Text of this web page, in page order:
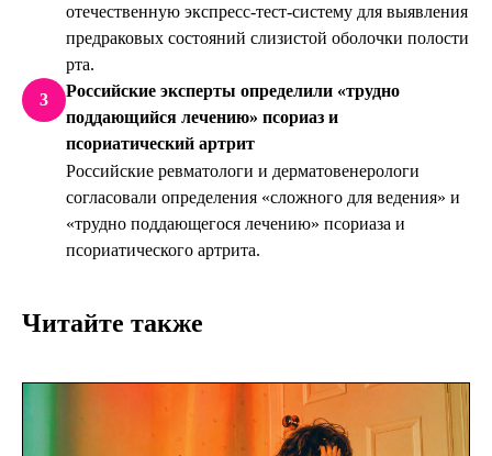
отечественную экспресс-тест-систему для выявления
предраковых состояний слизистой оболочки полости
рта.
3
Российские эксперты определили «трудно
поддающийся лечению» псориаз и
псориатический артрит
Российские ревматологи и дерматовенерологи
согласовали определения «сложного для ведения» и
«трудно поддающегося лечению» псориаза и
псориатического артрита.
Читайте также